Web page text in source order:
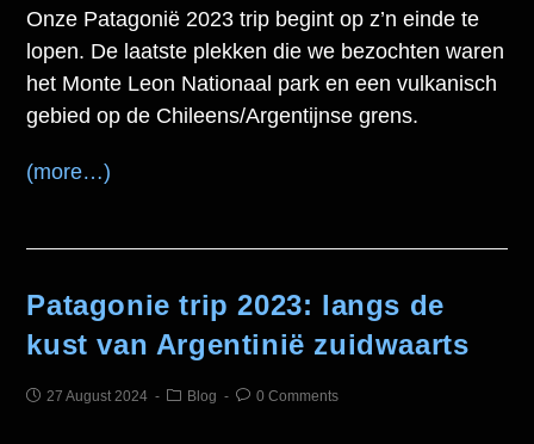
Onze Patagonië 2023 trip begint op z’n einde te
lopen. De laatste plekken die we bezochten waren
het Monte Leon Nationaal park en een vulkanisch
gebied op de Chileens/Argentijnse grens.
(more…)
Patagonie trip 2023: langs de
kust van Argentinië zuidwaarts
27 August 2024 Blog 0 Comments